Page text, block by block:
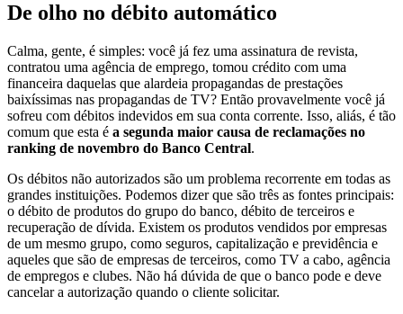
De olho no débito automático
Calma, gente, é simples: você já fez uma assinatura de revista,
contratou uma agência de emprego, tomou crédito com uma
financeira daquelas que alardeia propagandas de prestações
baixíssimas nas propagandas de TV? Então provavelmente você já
sofreu com débitos indevidos em sua conta corrente. Isso, aliás, é tão
comum que esta é a segunda maior causa de reclamações no
ranking de novembro do Banco Central.
Os débitos não autorizados são um problema recorrente em todas as
grandes instituições. Podemos dizer que são três as fontes principais:
o débito de produtos do grupo do banco, débito de terceiros e
recuperação de dívida. Existem os produtos vendidos por empresas
de um mesmo grupo, como seguros, capitalização e previdência e
aqueles que são de empresas de terceiros, como TV a cabo, agência
de empregos e clubes. Não há dúvida de que o banco pode e deve
cancelar a autorização quando o cliente solicitar.